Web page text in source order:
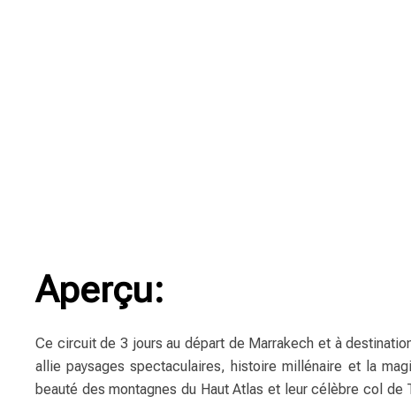
Aperçu:
Ce circuit de 3 jours au départ de Marrakech et à
allie paysages spectaculaires, histoire millénaire et la
beauté des montagnes du Haut Atlas et leur célèbre col de